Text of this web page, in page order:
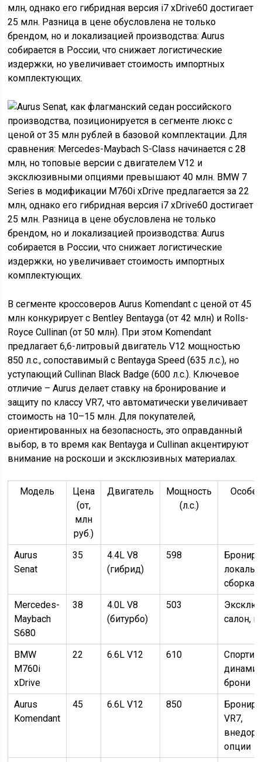
млн, однако его гибридная версия i7 xDrive60 достигает
25 млн. Разница в цене обусловлена не только
брендом, но и локализацией производства: Aurus
собирается в России, что снижает логистические
издержки, но увеличивает стоимость импортных
комплектующих.
В сегменте кроссоверов Aurus Komendant с ценой от 45
млн конкурирует с Bentley Bentayga (от 42 млн) и Rolls-
Royce Cullinan (от 50 млн). При этом Komendant
предлагает 6,6-литровый двигатель V12 мощностью
850 л.с., сопоставимый с Bentayga Speed (635 л.с.), но
уступающий Cullinan Black Badge (600 л.с.). Ключевое
отличие – Aurus делает ставку на бронирование и
защиту по классу VR7, что автоматически увеличивает
стоимость на 10–15 млн. Для покупателей,
ориентированных на безопасность, это оправданный
выбор, в то время как Bentayga и Cullinan акцентируют
внимание на роскоши и эксклюзивных материалах.
Модель
Цена
(от,
млн
руб.)
Двигатель
Мощность
(л.с.)
Aurus
Senat
35
4.4L V8
(гибрид)
598
сборка
Mercedes-
Maybach
S680
38
4.0L V8
(битурбо)
503
салон,
BMW
M760i
xDrive
22 6.6L V12 610
брони
Aurus
Komendant
45 6.6L V12 850
VR7,
опции